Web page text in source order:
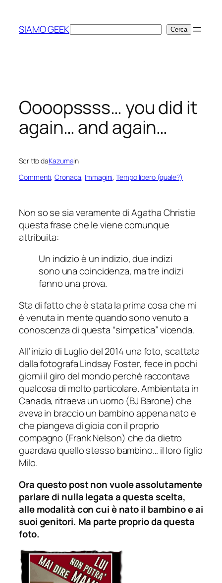
contenuto
SIAMO GEEKCerca Cerca
Oooopssss… you did it
again… and again…
Scritto daKazumain
Commenti, Cronaca, Immagini, Tempo libero (quale?)
Non so se sia veramente diAgatha Christie
questa frase che le viene comunque
attribuita:
Un indizio è un indizio, due indizi
sono una coincidenza, ma tre indizi
fanno una prova.
Sta di fatto che è stata la prima cosa che mi
è venuta in mente quando sono venuto a
conoscenza di questa “simpatica” vicenda.
All’inizio di Luglio del 2014 una foto, scattata
dalla fotografaLindsay Foster, fece in pochi
giorni il giro del mondo perchè raccontava
qualcosa di molto particolare. Ambientata in
Canada, ritraeva un uomo (BJ Barone) che
aveva in braccio un bambino appena nato e
che piangeva di gioia con il proprio
compagno (Frank Nelson) che da dietro
guardava quello stesso bambino… il loro figlio
Milo.
Ora questo post non vuole assolutamente
parlare di nulla legata a questa scelta,
alle modalità con cui è nato il bambino e ai
suoi genitori. Ma parte proprio da questa
foto.